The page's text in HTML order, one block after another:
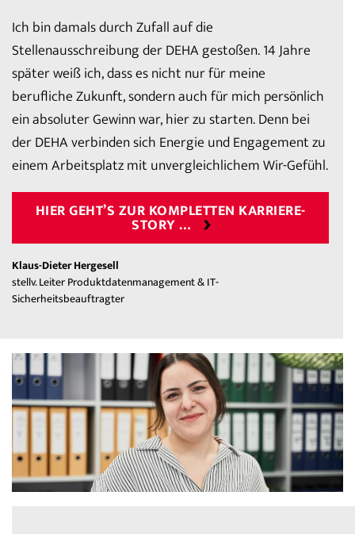
Ich bin damals durch Zufall auf die
Stellenausschreibung der DEHA gestoßen. 14 Jahre
später weiß ich, dass es nicht nur für meine
berufliche Zukunft, sondern auch für mich persönlich
ein absoluter Gewinn war, hier zu starten. Denn bei
der DEHA verbinden sich Energie und Engagement zu
einem Arbeitsplatz mit unvergleichlichem Wir-Gefühl.
HIER GEHT’S ZUR KOMPLETTEN KARRIERE-
STORY …
Klaus-Dieter Hergesell
stellv. Leiter Produktdatenmanagement & IT-
Sicherheitsbeauftragter